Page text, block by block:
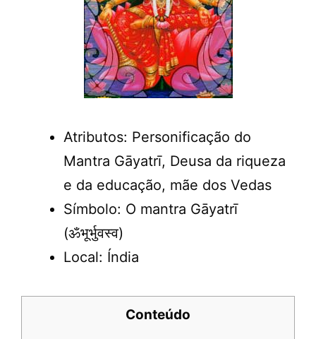
Atributos: Personificação do
Mantra Gāyatrī, Deusa da riqueza
e da educação, mãe dos Vedas
Símbolo: O mantra Gāyatrī
(ॐभूर्भुवस्व)
Local: Índia
Conteúdo